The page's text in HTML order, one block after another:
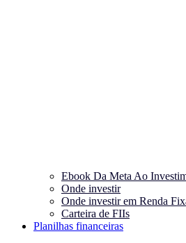
Ebook Da Meta Ao
Onde investir
Onde investir em Renda
Carteira de FIIs
Planilhas financeiras